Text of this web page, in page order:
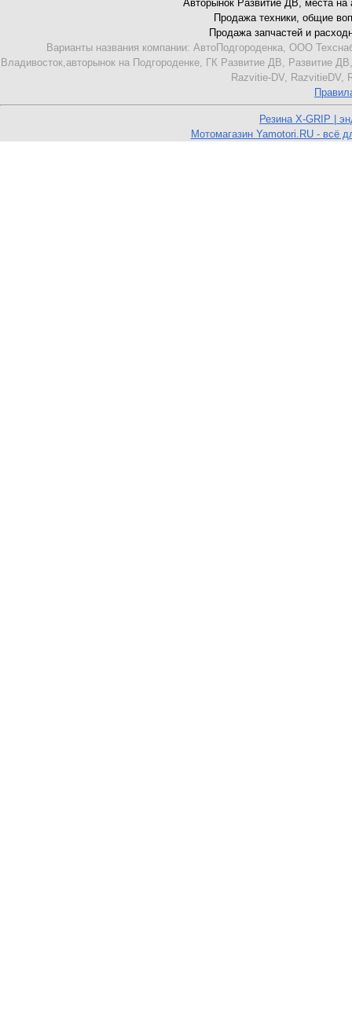
Авторынок Развитие ДВ, места на
Продажа техники, общие
Продажа запчастей и
Варианты названия компании: АвтоПодгороденка, ООО
Владивосток,авторынок на Подгороденке, ГК Развитие ДВ,
Razvitie-DV, RazvitieDV,
Резина X-GRIP |
Мотомагазин Yamotori.RU - всё